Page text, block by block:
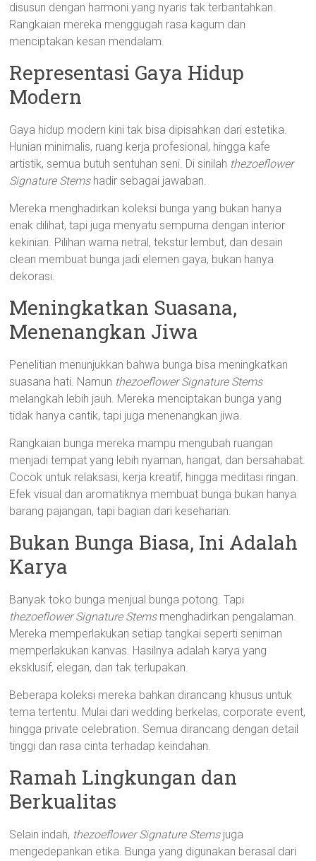
disusun dengan harmoni yang nyaris tak terbantahkan.
Rangkaian mereka menggugah rasa kagum dan
menciptakan kesan mendalam.
Representasi Gaya Hidup
Modern
Gaya hidup modern kini tak bisa dipisahkan dari estetika.
Hunian minimalis, ruang kerja profesional, hingga kafe
artistik, semua butuh sentuhan seni. Di sinilah thezoeflower
Signature Stemshadir sebagai jawaban.
Mereka menghadirkan koleksi bunga yang bukan hanya
enak dilihat, tapi juga menyatu sempurna dengan interior
kekinian. Pilihan warna netral, tekstur lembut, dan desain
clean membuat bunga jadi elemen gaya, bukan hanya
dekorasi.
Meningkatkan Suasana,
Menenangkan Jiwa
Penelitian menunjukkan bahwa bunga bisa meningkatkan
suasana hati. Namun thezoeflower Signature Stems
melangkah lebih jauh. Mereka menciptakan bunga yang
tidak hanya cantik, tapi juga menenangkan jiwa.
Rangkaian bunga mereka mampu mengubah ruangan
menjadi tempat yang lebih nyaman, hangat, dan bersahabat.
Cocok untuk relaksasi, kerja kreatif, hingga meditasi ringan.
Efek visual dan aromatiknya membuat bunga bukan hanya
barang pajangan, tapi bagian dari keseharian.
Bukan Bunga Biasa, Ini Adalah
Karya
Banyak toko bunga menjual bunga potong. Tapi
thezoeflower Signature Stemsmenghadirkan pengalaman.
Mereka memperlakukan setiap tangkai seperti seniman
memperlakukan kanvas. Hasilnya adalah karya yang
eksklusif, elegan, dan tak terlupakan.
Beberapa koleksi mereka bahkan dirancang khusus untuk
tema tertentu. Mulai dari wedding berkelas, corporate event,
hingga private celebration. Semua dirancang dengan detail
tinggi dan rasa cinta terhadap keindahan.
Ramah Lingkungan dan
Berkualitas
Selain indah, thezoeflower Signature Stemsjuga
mengedepankan etika. Bunga yang digunakan berasal dari